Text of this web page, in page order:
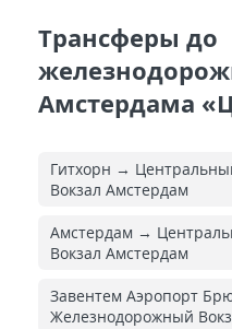
Трансферы до
Амстердама
Гитхорн →
Вокзал Амстердам
Амстердам →
Вокзал Амстердам
Завентем Аэропорт
Железнодорожный